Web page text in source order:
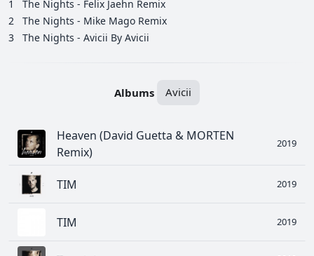
1
The Nights - Felix Jaehn Remix
2
The Nights - Mike Mago Remix
3
The Nights - Avicii By Avicii
Albums Avicii
Heaven (David Guetta & MORTEN
Remix)
2019
TIM 2019
TIM 2019